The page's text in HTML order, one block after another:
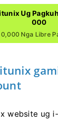
Ug
000
Nga Libre
website ug